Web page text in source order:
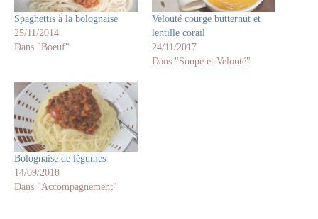
Spaghettis à la bolognaise
25/11/2014
Dans "Boeuf"
Velouté courge butternut et
lentille corail
24/11/2017
Dans "Soupe et Velouté"
Bolognaise de légumes
14/09/2018
Dans "Accompagnement"